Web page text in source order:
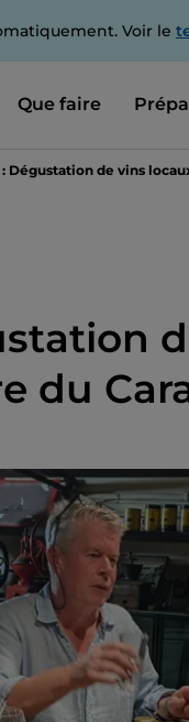
Voir le
Que faire
Dégustation de vins
du